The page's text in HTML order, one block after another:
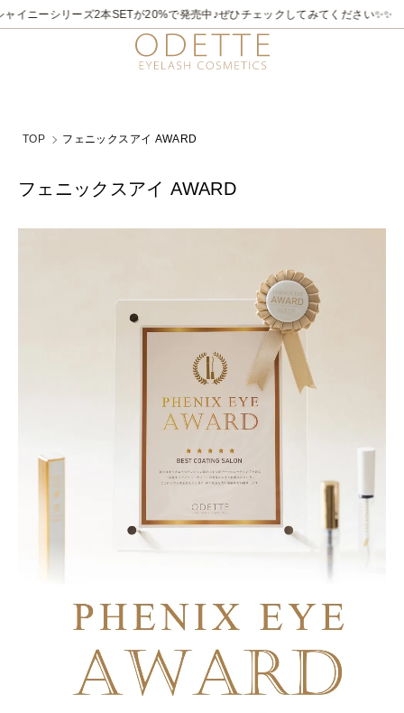
イニーシリーズ2本SETが20%で発売中♪ぜひチェックしてみてください✨✨
TOP フェニックスアイ AWARD
フェニックスアイ AWARD